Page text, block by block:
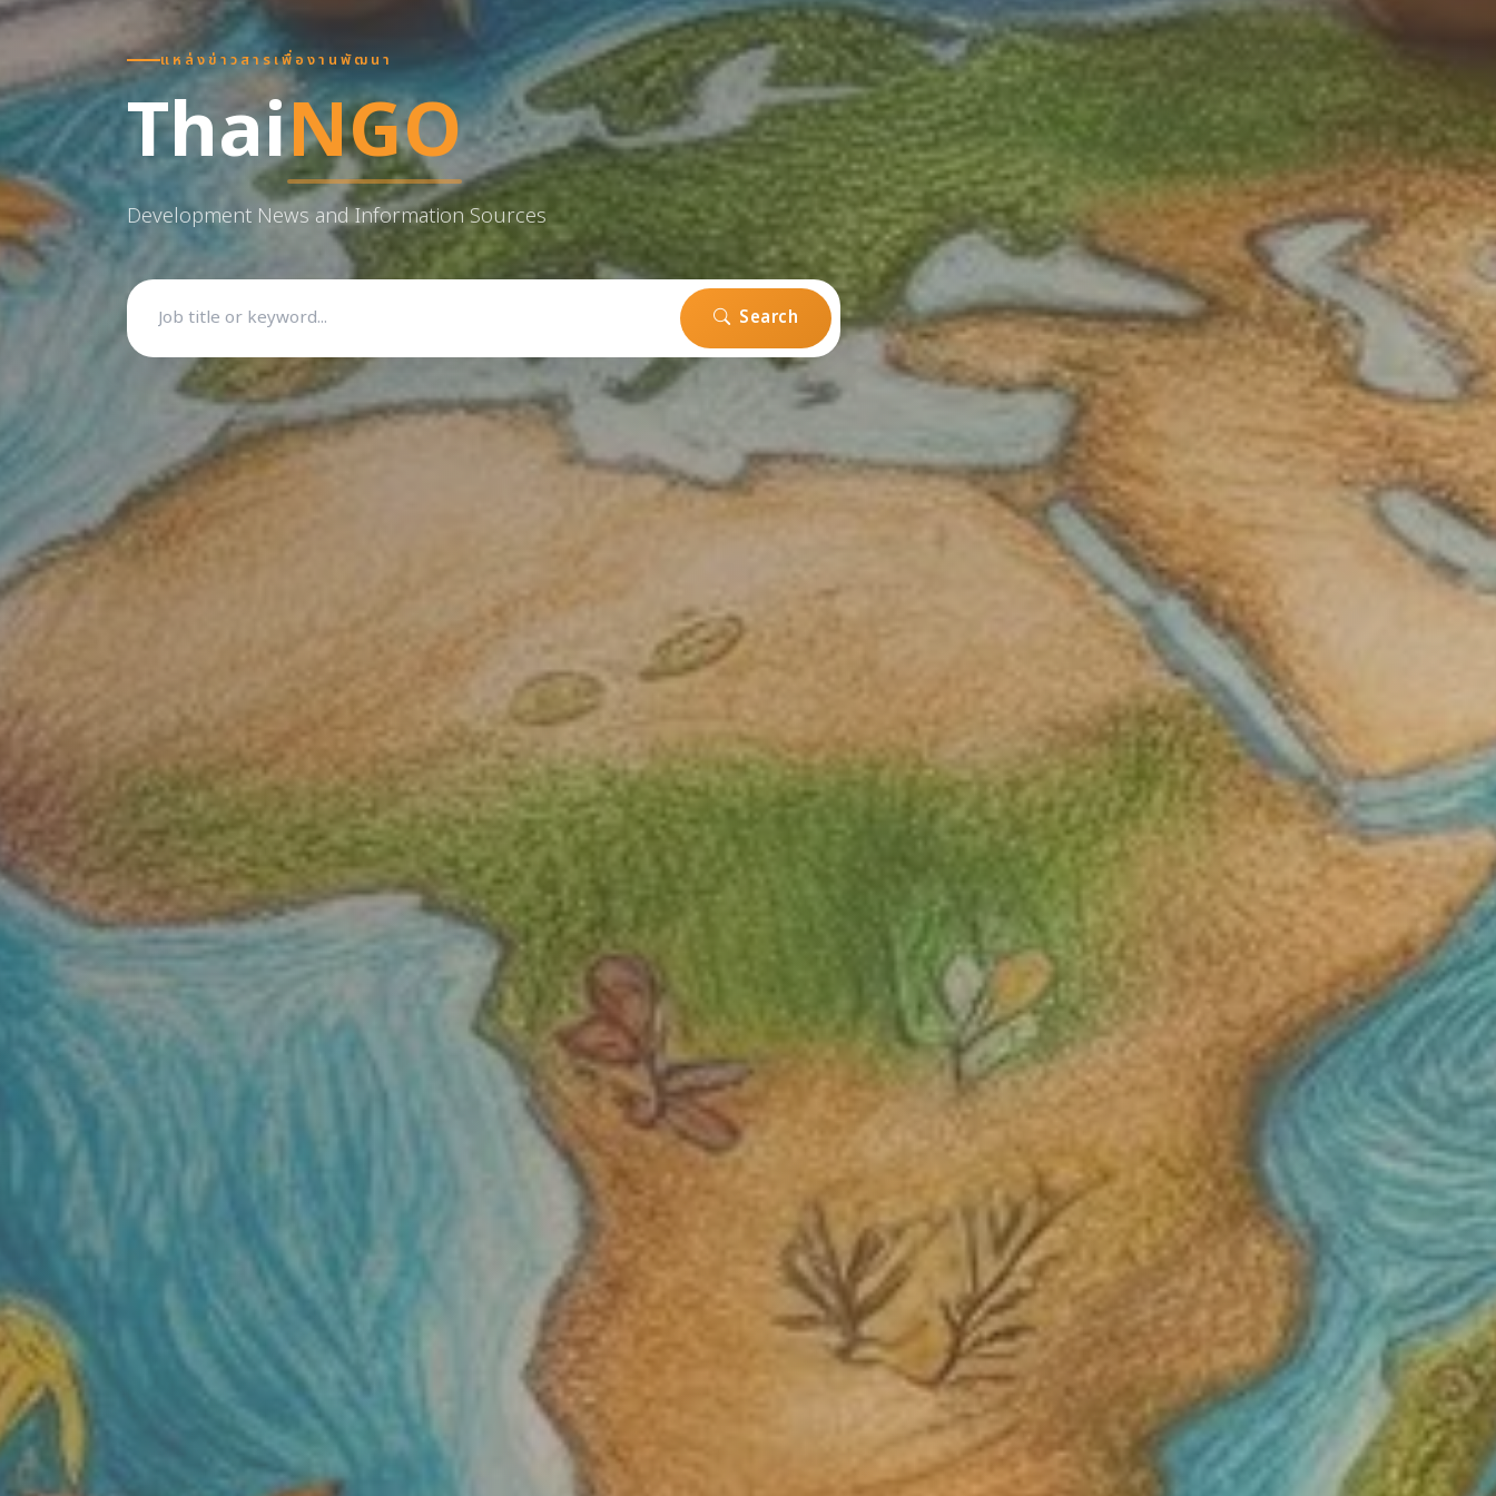
แหล่งข่าวสารเพื่องานพัฒนา
ThaiNGO
Development News and Information Sources
Search